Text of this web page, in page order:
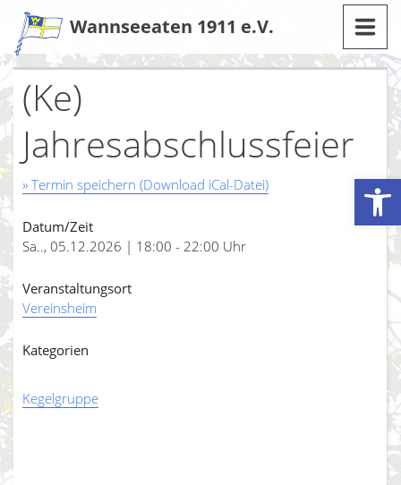
Werkzeugleiste öffnen
Zum
Inhalt
Wannseeaten 1911 e.V.
(Ke)
Jahresabschlussfeier
» Termin speichern (Download iCal-Datei)
Datum/Zeit
Sa.., 05.12.2026 | 18:00 - 22:00 Uhr
Veranstaltungsort
Vereinsheim
Kategorien
Kegelgruppe